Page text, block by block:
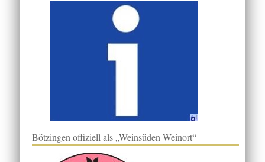
Bötzingen offiziell als „Weinsüden Weinort“